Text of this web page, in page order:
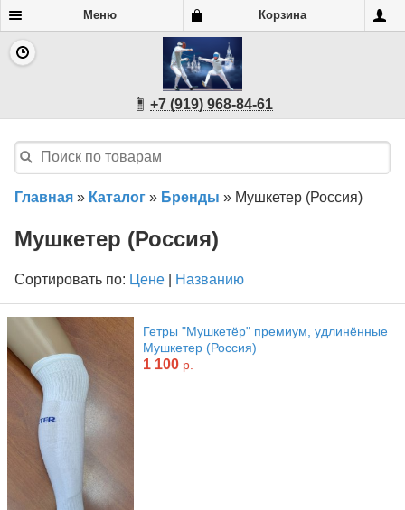
Меню Корзина
+7 (919) 968-84-61
Главная » Каталог » Бренды » Мушкетер (Россия)
Мушкетер (Россия)
Сортировать по: Цене Названию
Гетры "Мушкетёр" премиум, удлинённые
Мушкетер (Россия)
1 100 р.